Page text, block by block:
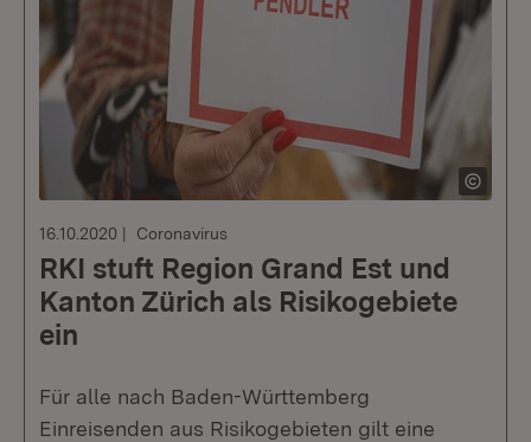
16.10.2020 Coronavirus
RKI stuft Region Grand Est und
Kanton Zürich als Risikogebiete
ein
Für alle nach Baden-Württemberg
Einreisenden aus Risikogebieten gilt eine